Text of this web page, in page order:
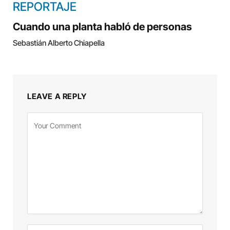
REPORTAJE
Cuando una planta habló de personas
Sebastián Alberto Chiapella
LEAVE A REPLY